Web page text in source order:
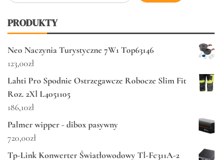
PRODUKTY
Neo Naczynia Turystyczne 7W1 Top63146
123,00zł
Lahti Pro Spodnie Ostrzegawcze Robocze Slim Fit
Roz. 2Xl L4051105
186,10zł
Palmer wipper - dibox pasywny
720,00zł
Tp-Link Konwerter Światłowodowy Tl-Fc311A-2